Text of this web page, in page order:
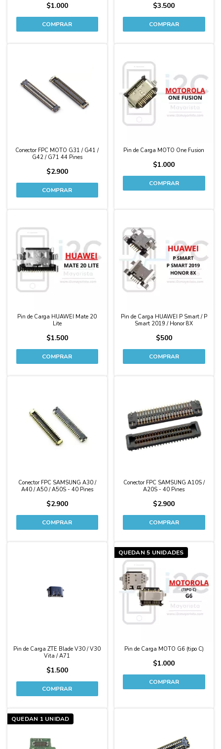
$1.000 $3.500
Conector FPC MOTO G31 / G41 /
G42 / G71 44 Pines
$2.900
Pin de Carga MOTO One Fusion
$1.000
Pin de Carga HUAWEI Mate 20
Lite
$1.500
Pin de Carga HUAWEI P Smart / P
Smart 2019 / Honor 8X
$500
Conector FPC SAMSUNG A30 /
A40 / A50 / A50S - 40 Pines
$2.900
Conector FPC SAMSUNG A10S /
A20S - 40 Pines
$2.900
Pin de Carga ZTE Blade V30 / V30
Vita / A71
$1.500
QUEDAN 5 UNIDADES
Pin de Carga MOTO G6 (tipo C)
$1.000
QUEDAN 1 UNIDAD